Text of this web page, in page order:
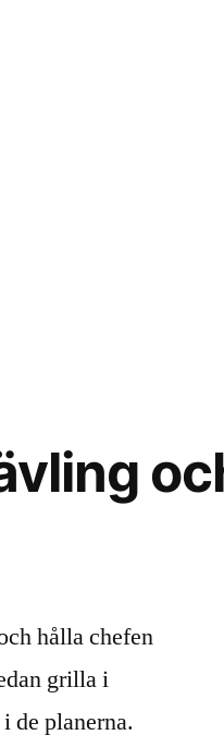
hålla chefen
grilla i
de planerna.